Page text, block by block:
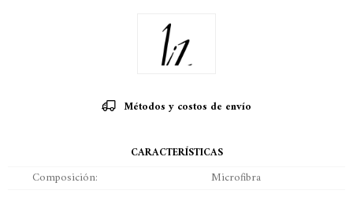
Métodos y costos de envío
CARACTERÍSTICAS
Composición Microfibra